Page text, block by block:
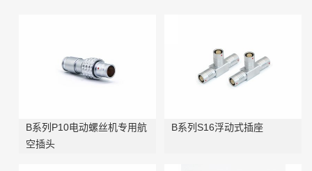
B系列P10电动螺丝机专用航
空插头
B系列S16浮动式插座